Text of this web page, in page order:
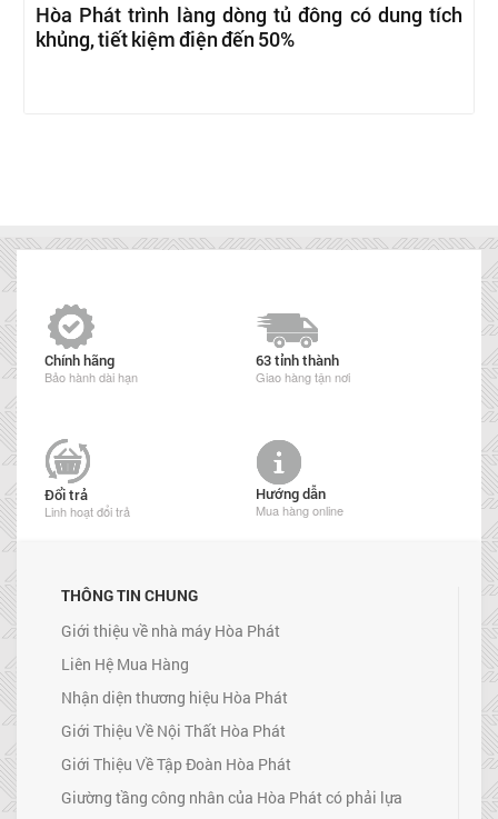
Hòa Phát trình làng dòng tủ đông có dung tích
khủng, tiết kiệm điện đến 50%
Chính hãng
Bảo hành dài hạn
63 tỉnh thành
Giao hàng tận nơi
Đổi trả
Linh hoạt đổi trả
Hướng dẫn
Mua hàng online
THÔNG TIN CHUNG
Giới thiệu về nhà máy Hòa Phát
Liên Hệ Mua Hàng
Nhận diện thương hiệu Hòa Phát
Giới Thiệu Về Nội Thất Hòa Phát
Giới Thiệu Về Tập Đoàn Hòa Phát
Giường tầng công nhân của Hòa Phát có phải lựa